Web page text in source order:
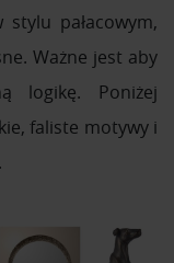
pałacowym,
Ważne jest aby
logikę. Poniżej
faliste motywy i